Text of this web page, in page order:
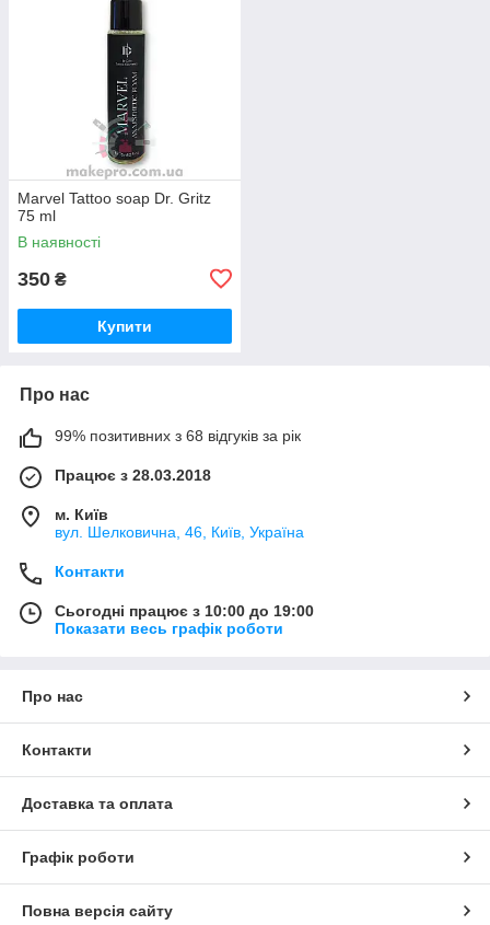
Marvel Tattoo soap Dr. Gritz
75 ml
В наявності
350 ₴
Купити
Про нас
99% позитивних з 68 відгуків за рік
Працює з 28.03.2018
м. Київ
вул. Шелковична, 46, Київ, Україна
Контакти
Сьогодні працює з 10:00 до 19:00
Показати весь графік роботи
Про нас
Контакти
Доставка та оплата
Графік роботи
Повна версія сайту